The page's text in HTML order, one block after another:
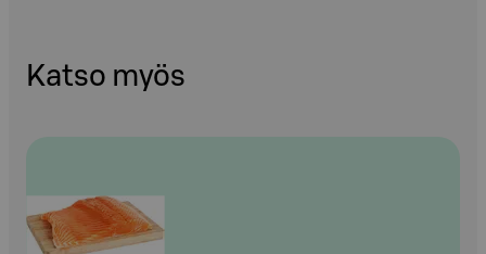
Katso myös